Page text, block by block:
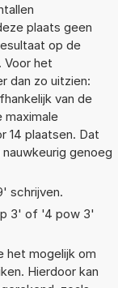
plaats geen
op de
Voor het
dan zo uitzien:
van de
maximale
14 plaatsen. Dat
genoeg
schrijven.
3' of '4 pow 3'
het mogelijk om
Hierdoor kan